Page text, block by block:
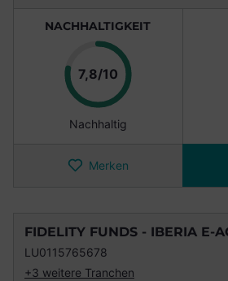
NACHHALTIGKEIT
7,8/10Punkte
Nachhaltig
Merken
FIDELITY FUNDS - IBERIA E-
LU0115765678
+3 weitere Tranchen